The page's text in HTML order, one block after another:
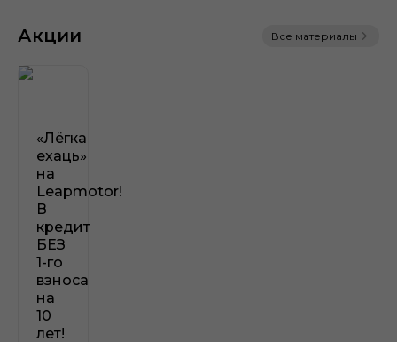
60 000 км
Акции Все материалы
«Лёгка
ехаць»
на
Leapmotor!
В
кредит
БЕЗ
1-го
взноса
на
10
лет!